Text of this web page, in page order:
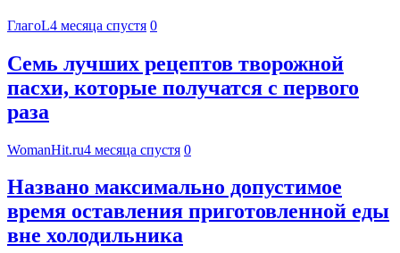
ГлагоL4 месяца спустя 0
Семь лучших рецептов творожной
пасхи, которые получатся с первого
раза
WomanHit.ru4 месяца спустя 0
Названо максимально допустимое
время оставления приготовленной еды
вне холодильника